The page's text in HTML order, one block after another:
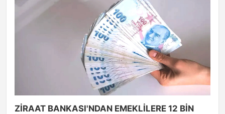
ZİRAAT BANKASI'NDAN EMEKLİLERE 12 BİN